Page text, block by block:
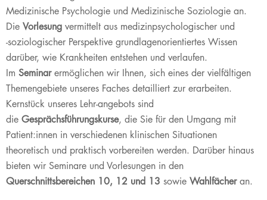
Medizinische Psychologie und Medizinische Soziologie an.
Die Vorlesung vermittelt aus medizinpsychologischer und
-soziologischer Perspektive grundlagenorientiertes Wissen
darüber, wie Krankheiten entstehen und verlaufen.
Im Seminarermöglichen wir Ihnen, sich eines der vielfältigen
Themengebiete unseres Faches detailliert zur erarbeiten.
Kernstück unseres Lehr-angebots sind
die Gesprächsführungskurse, die Sie für den Umgang mit
Patient:innen in verschiedenen klinischen Situationen
theoretisch und praktisch vorbereiten werden. Darüber hinaus
bieten wir Seminare und Vorlesungen in den
Querschnittsbereichen 10, 12 und 13 ​ sowie Wahlfächeran.